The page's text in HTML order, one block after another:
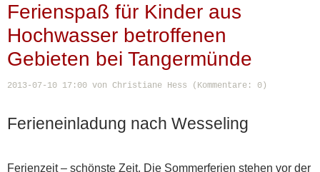
Ferienspaß für Kinder aus
Hochwasser betroffenen
Gebieten bei Tangermünde
2013-07-10 17:00 von Christiane Hess (Kommentare: 0)
Ferieneinladung nach Wesseling
Ferienzeit – schönste Zeit. Die Sommerferien stehen vor der